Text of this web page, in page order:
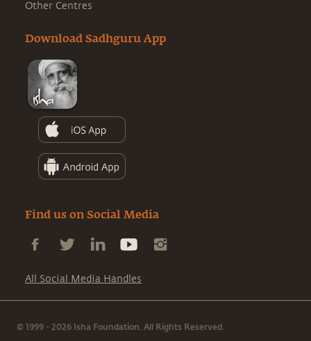
Other Centres
Download Sadhguru App
Find us on Social Media
All Social Media Handles
© 1999 - 2026 Isha Foundation. All Rights Reserved.